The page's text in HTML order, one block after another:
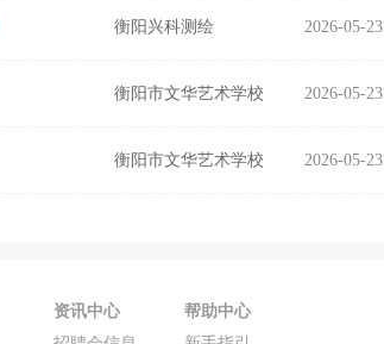
衡阳兴科测绘 2026-05-23
衡阳市文华艺术学校 2026-05-23
衡阳市文华艺术学校 2026-05-23
资讯中心
帮助中心